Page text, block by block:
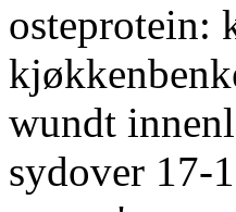
osteprotein:
wundt
sydover 17-